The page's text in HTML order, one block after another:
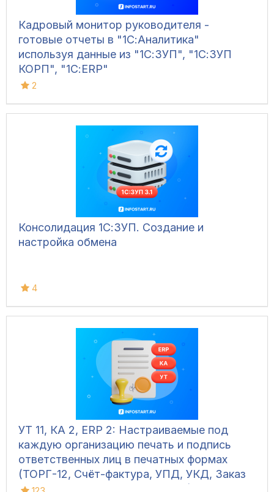
Кадровый монитор руководителя -
готовые отчеты в "1С:Аналитика"
используя данные из "1С:ЗУП", "1С:ЗУП
КОРП", "1С:ERP"
2
Консолидация 1С:ЗУП. Создание и
настройка обмена
4
УТ 11, КА 2, ERP 2: Настраиваемые под
каждую организацию печать и подпись
ответственных лиц в печатных формах
(ТОРГ-12, Счёт-фактура, УПД, УКД, Заказ
клиента, Акт сверки, М-15 и др.)